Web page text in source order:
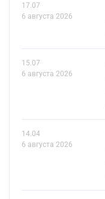
17.07
6 августа 2026
15.07
6 августа 2026
14.04
6 августа 2026